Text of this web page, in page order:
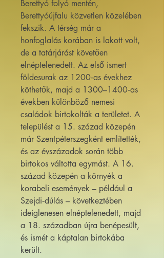
Berettyó folyó mentén,
Berettyóújfalu közvetlen közelében
fekszik. A térség már a
honfoglalás korában is lakott volt,
de a tatárjárást követően
elnéptelenedett. Az első ismert
földesurak az 1200‑as évekhez
köthetők, majd a 1300–1400‑as
években különböző nemesi
családok birtokolták a területet. A
települést a 15. század közepén
már Szentpéterszegként említették,
és az évszázadok során több
birtokos váltotta egymást. A 16.
század közepén a környék a
korabeli események – például a
Szejdi‑dúlás – következtében
ideiglenesen elnéptelenedett, majd
a 18. században újra benépesült,
és ismét a káptalan birtokába
került.